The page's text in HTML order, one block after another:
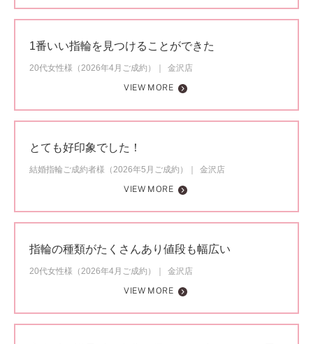
1番いい指輪を見つけることができた
20代女性様（2026年4月ご成約）
金沢店
VIEW MORE
とても好印象でした！
結婚指輪ご成約者様（2026年5月ご成約）
金沢店
VIEW MORE
指輪の種類がたくさんあり値段も幅広い
20代女性様（2026年4月ご成約）
金沢店
VIEW MORE